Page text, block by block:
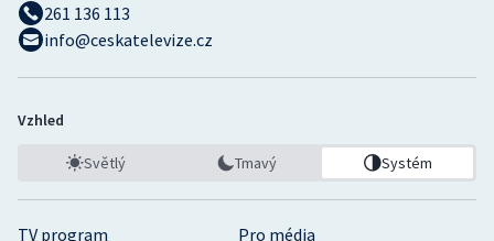
TV program
Pro média
261 136 113
info@ceskatelevize.cz
Vzhled
Světlý Tmavý Systém